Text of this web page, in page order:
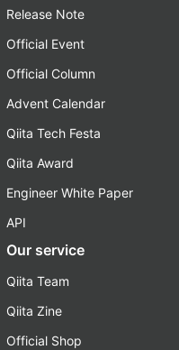
Release Note
Official Event
Official Column
Advent Calendar
Qiita Tech Festa
Qiita Award
Engineer White Paper
API
Our service
Qiita Team
Qiita Zine
Official Shop